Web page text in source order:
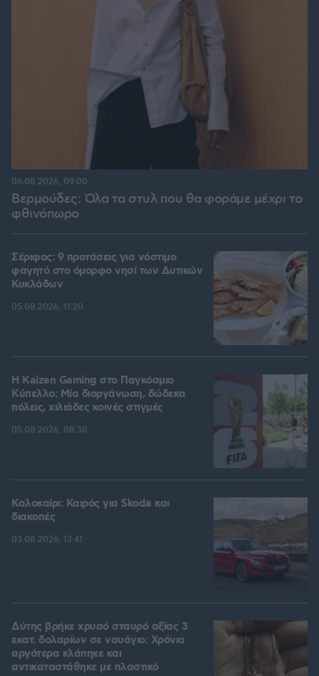
Βερμούδες: Όλα τα στυλ που θα φοράμε μέχρι το
φθινόπωρο
06.08.2026, 09:00
Σέριφος: 9 προτάσεις για νόστιμο
φαγητό στο όμορφο νησί των Δυτικών
Κυκλάδων
05.08.2026, 11:20
H Kaizen Gaming στο Παγκόσμιο
Kύπελλο: Μία διοργάνωση, δώδεκα
πόλεις, χιλιάδες κοινές στιγμές
05.08.2026, 08:38
Καλοκαίρι: Καιρός για Skoda και
διακοπές
03.08.2026, 13:41
Δύτης βρήκε χρυσό σταυρό αξίας 3
εκατ. δολαρίων σε ναυάγιο: Χρόνια
αργότερα κλάπηκε και
αντικαταστάθηκε με πλαστικό